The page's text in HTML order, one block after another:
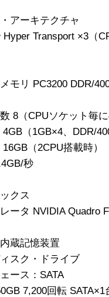
アーキテクチャ
Hyper Transport ×3（
モリ PC3200 DDR/
8（CPUソケット毎
（1GB×4、DDR/
（2CPU搭載時）
秒
クス
ータ NVIDIA Quadro
蔵記憶装置
スク・ドライブ
ース：SATA
7,200回転 SATA×1